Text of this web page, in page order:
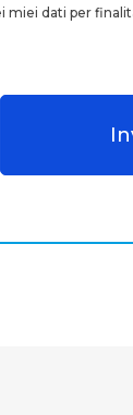
miei dati per